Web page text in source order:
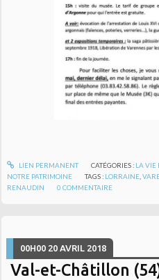
LIEN PERMANENT CATÉGORIES : LA VIE
NOTRE PATRIMOINE
TAGS : LORRAINE ,
RENAUDIN
0 COMMENTAIRE
00H00 20 AVRIL 2018
Val-et-Châtillon